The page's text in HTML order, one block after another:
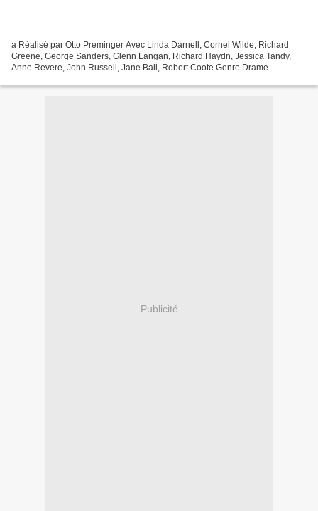
a Réalisé par Otto Preminger Avec Linda Darnell, Cornel Wilde, Richard
Greene, George Sanders, Glenn Langan, Richard Haydn, Jessica Tandy,
Anne Revere, John Russell, Jane Ball, Robert Coote Genre Drame
Publicité